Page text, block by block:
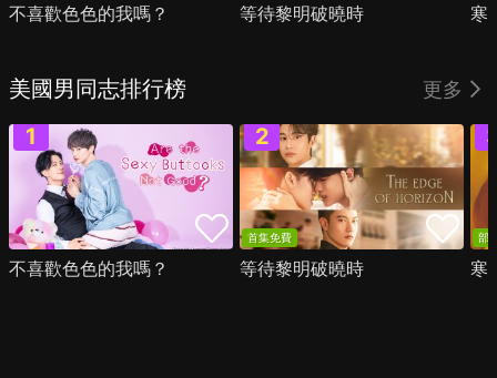
不喜歡色色的我嗎？ 等待黎明破曉時 寒
美國男同志排行榜 更多
不喜歡色色的我嗎？
首集免費
等待黎明破曉時
部
寒